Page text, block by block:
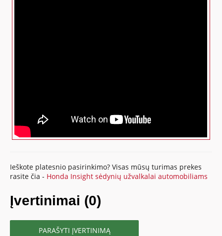
Ieškote platesnio pasirinkimo? Visas mūsų turimas prekes
rasite čia - Honda Insight sėdynių užvalkalai automobiliams
Įvertinimai (0)
PARAŠYTI ĮVERTINIMĄ